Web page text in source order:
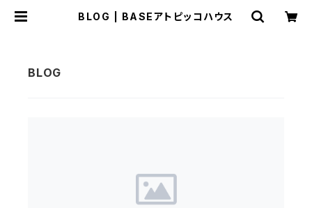
BLOG | BASEアトピッコハウス